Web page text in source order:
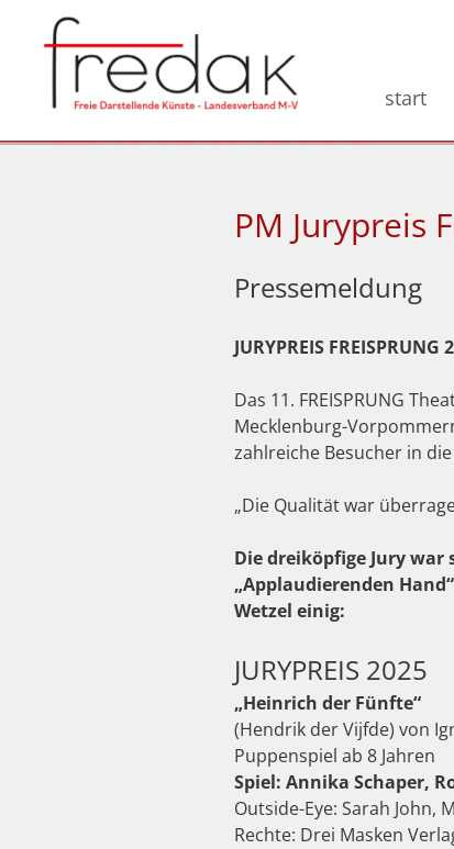
start
PM Jurypreis
Pressemeldung
JURYPREIS
Das 11. FREISPRUNG
Mecklenburg-
zahlreiche Besucher in
„Die Qualität war
Die dreiköpfige Jury war
„Applaudierenden
Wetzel einig:
JURYPREIS 2025
„Heinrich der Fünfte“
(Hendrik der Vijfde) von
Puppenspiel ab 8 Jahren
Spiel: Annika Schaper,
Outside-Eye: Sarah John,
Rechte: Drei Masken